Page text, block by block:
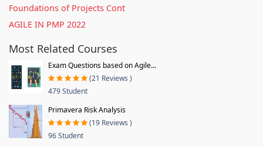
Foundations of Projects Cont
AGILE IN PMP 2022
Most Related Courses
Exam Questions based on Agile...
(21 Reviews )
479 Student
Primavera Risk Analysis
(19 Reviews )
96 Student